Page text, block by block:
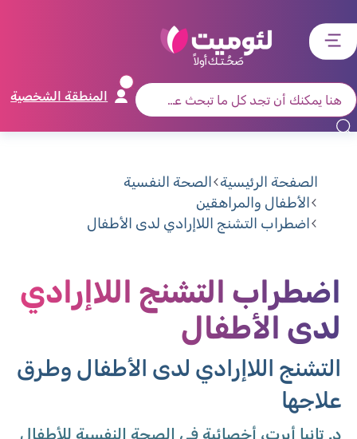
דלג
לתפריט
דלג
לרכיב
דלג
לתוכן
דלג
לאזור
תחתון
المنطقة الشخصية
الصفحة الرئيسية الصحة النفسية
الأطفال والمراهقين
اضطراب التشنج اللاإرادي لدى الأطفال
اضطراب التشنج اللاإرادي
لدى الأطفال
التشنج اللاإرادي لدى الأطفال وطرق
علاجها
د. تانيا أبرت، أخصائية في الصحة النفسية للأطفال